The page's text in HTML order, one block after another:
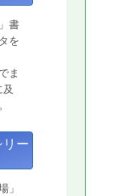
書
を
ま
ー
」